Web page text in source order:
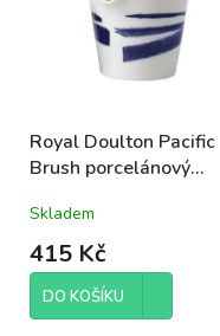
Royal Doulton Pacific
Brush porcelánový
380ml modro-bílý letní
mořský
Skladem
415 Kč
DO KOŠÍKU